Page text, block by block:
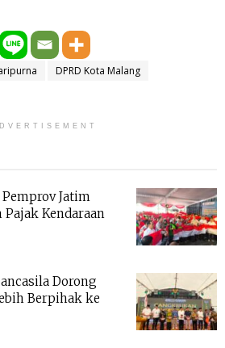
DPRD Kota Malang
Jatim
Kendaraan
Dorong
Berpihak ke